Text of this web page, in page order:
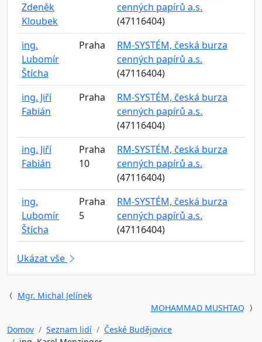
Zdeněk
Kloubek
cenných papírů a.s.
(47116404)
ing.
Lubomír
Štícha
Praha
RM-SYSTÉM, česká burza
cenných papírů a.s.
(47116404)
ing. Jiří
Fabián
Praha
RM-SYSTÉM, česká burza
cenných papírů a.s.
(47116404)
ing. Jiří
Fabián
Praha
10
RM-SYSTÉM, česká burza
cenných papírů a.s.
(47116404)
ing.
Lubomír
Štícha
Praha
5
RM-SYSTÉM, česká burza
cenných papírů a.s.
(47116404)
Ukázat vše
Mgr. Michal Jelínek
MOHAMMAD MUSHTAQ
Domov
Seznam lidí
České Budějovice